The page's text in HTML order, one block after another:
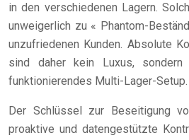
in den verschiedenen Lagern.
unweigerlich zu « Phantom-
unzufriedenen Kunden. Absolute
sind daher kein Luxus,
funktionierendes Multi-Lager-Setup.
Der Schlüssel zur Beseitigung
proaktive und datengestützte